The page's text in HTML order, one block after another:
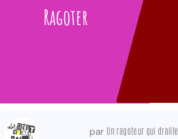
Ragoter
par Un ragoteur qui draille